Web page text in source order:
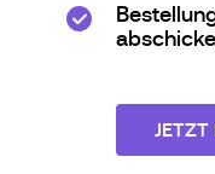
JETZT